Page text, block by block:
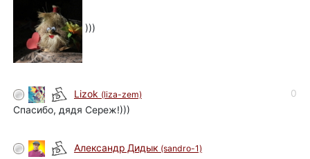
)))
Lizok (liza-zem)
0
Спасибо, дядя Сереж!)))
Александр Дидык (sandro-1)